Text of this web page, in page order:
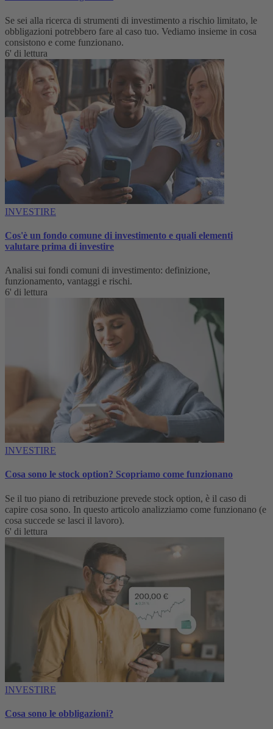
Se sei alla ricerca di strumenti di investimento a rischio limitato, le
obbligazioni potrebbero fare al caso tuo. Vediamo insieme in cosa
consistono e come funzionano.
6' di lettura
INVESTIRE
Cos'è un fondo comune di investimento e quali elementi
valutare prima di investire
Analisi sui fondi comuni di investimento: definizione,
funzionamento, vantaggi e rischi.
6' di lettura
INVESTIRE
Cosa sono le stock option? Scopriamo come funzionano
Se il tuo piano di retribuzione prevede stock option, è il caso di
capire cosa sono. In questo articolo analizziamo come funzionano (e
cosa succede se lasci il lavoro).
6' di lettura
INVESTIRE
Cosa sono le obbligazioni?